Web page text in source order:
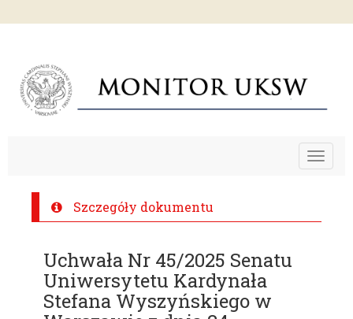
Toggle
Szczegóły dokumentu
Uchwała Nr 45/2025 Senatu
Uniwersytetu Kardynała
Stefana Wyszyńskiego w